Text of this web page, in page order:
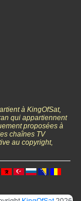
à KingOfSat,
qui appartiennent
proposées à
chaînes TV
au copyright,